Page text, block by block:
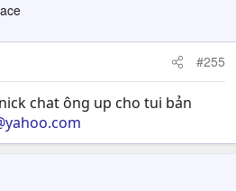
#255
chat ông up cho tui bản